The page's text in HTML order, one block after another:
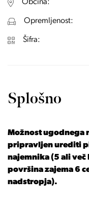
Občina:
Opremljenost:
Šifra:
Splošno
Možnost ugodnega
pripravljen urediti
najemnika (5 ali več
površina zajema 6
nadstropja).